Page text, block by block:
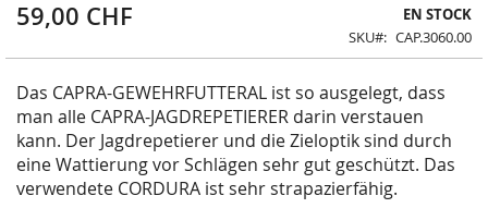
59,00 CHF
EN STOCK
SKU
CAP.3060.00
Das CAPRA-GEWEHRFUTTERAL ist so ausgelegt, dass
man alle CAPRA-JAGDREPETIERER darin verstauen
kann. Der Jagdrepetierer und die Zieloptik sind durch
eine Wattierung vor Schlägen sehr gut geschützt. Das
verwendete CORDURA ist sehr strapazierfähig.
Skip
of
the
images
gallery